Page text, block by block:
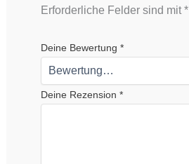
Erforderliche Felder sind mit*
Deine Bewertung*
Deine Rezension*